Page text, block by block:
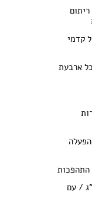
קדמי
ארבעת
הפעלה
התהפכות
עם מסגרת 2520 ק"ג / עם